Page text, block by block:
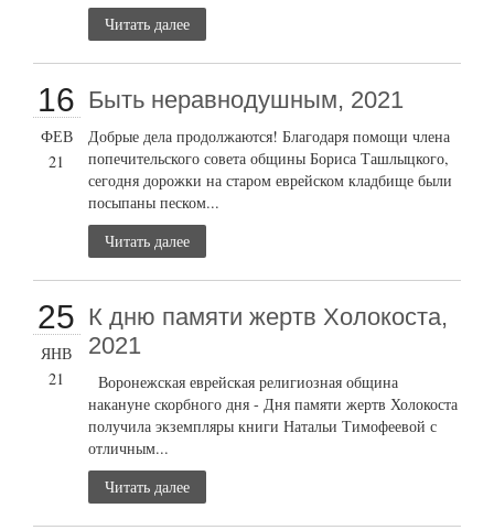
Читать далее
16
ФЕВ
21
Быть неравнодушным, 2021
Добрые дела продолжаются! Благодаря помощи члена
попечительского совета общины Бориса Ташлыцкого,
сегодня дорожки на старом еврейском кладбище были
посыпаны песком...
Читать далее
25
ЯНВ
21
К дню памяти жертв Холокоста,
2021
Воронежская еврейская религиозная община
накануне скорбного дня - Дня памяти жертв Холокоста
получила экземпляры книги Натальи Тимофеевой с
отличным...
Читать далее